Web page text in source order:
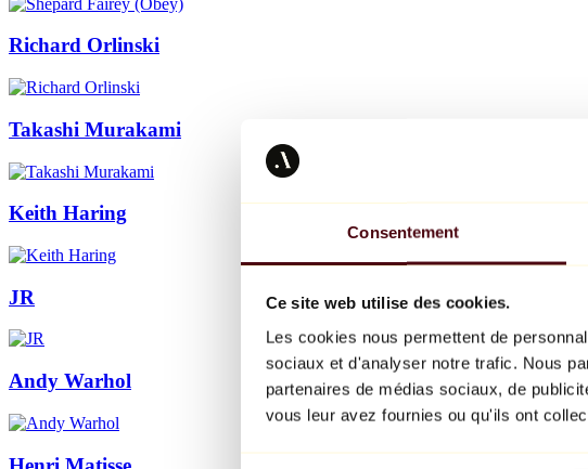
Consentement
Ce site web utilise des cookies.
Les cookies nous permettent de
sociaux et d'analyser notre trafic. Nous
partenaires de médias sociaux, de
vous leur avez fournies ou qu'ils ont
Richard Orlinski
Takashi Murakami
Keith Haring
JR
Andy Warhol